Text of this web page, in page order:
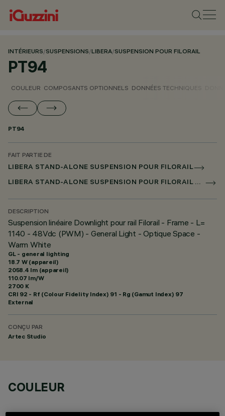
INTÉRIEURS/SUSPENSIONS/LIBERA/SUSPENSION POUR FILORAIL
PT94
COULEUR COMPOSANTS OPTIONNELS DONNÉES TECHNIQUES
PT94
FAIT PARTIE DE
LIBERA STAND-ALONE SUSPENSION POUR FILORAIL
LIBERA STAND-ALONE SUSPENSION POUR FILORAIL DALI BROADCAST
DESCRIPTION
Suspension linéaire Downlight pour rail Filorail - Frame - L=
1140 - 48Vdc (PWM) - General Light - Optique Space -
Warm White
GL - general lighting
18.7 W (appareil)
2058.4 lm (appareil)
110.07 lm/W
2700 K
CRI 92 - Rf (Colour Fidelity Index) 91 - Rg (Gamut Index) 97
External
CONÇU PAR
Artec Studio
COULEUR